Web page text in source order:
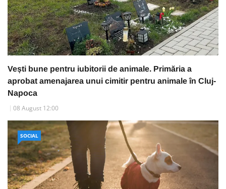
Vești bune pentru iubitorii de animale. Primăria a
aprobat amenajarea unui cimitir pentru animale în Cluj-
Napoca
08 August 12:00
SOCIAL